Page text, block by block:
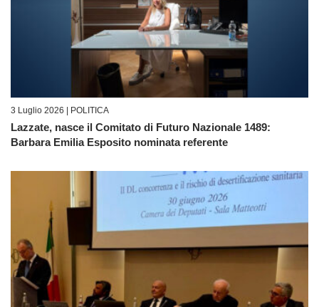
3 Luglio 2026 | POLITICA
Lazzate, nasce il Comitato di Futuro Nazionale 1489:
Barbara Emilia Esposito nominata referente